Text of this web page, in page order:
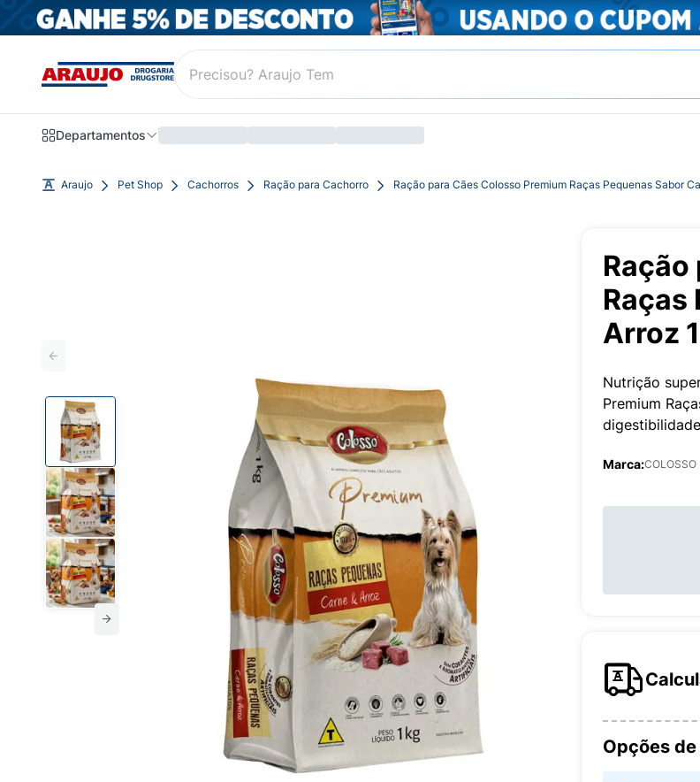
Departamentos
Araujo Pet Shop Cachorros Ração para Cachorro Ração para Cães Colosso Premium Raças Pequenas Sabor
Ração
Raças
Arroz
Nutrição
Premium
Marca:COLOSSO
Opções